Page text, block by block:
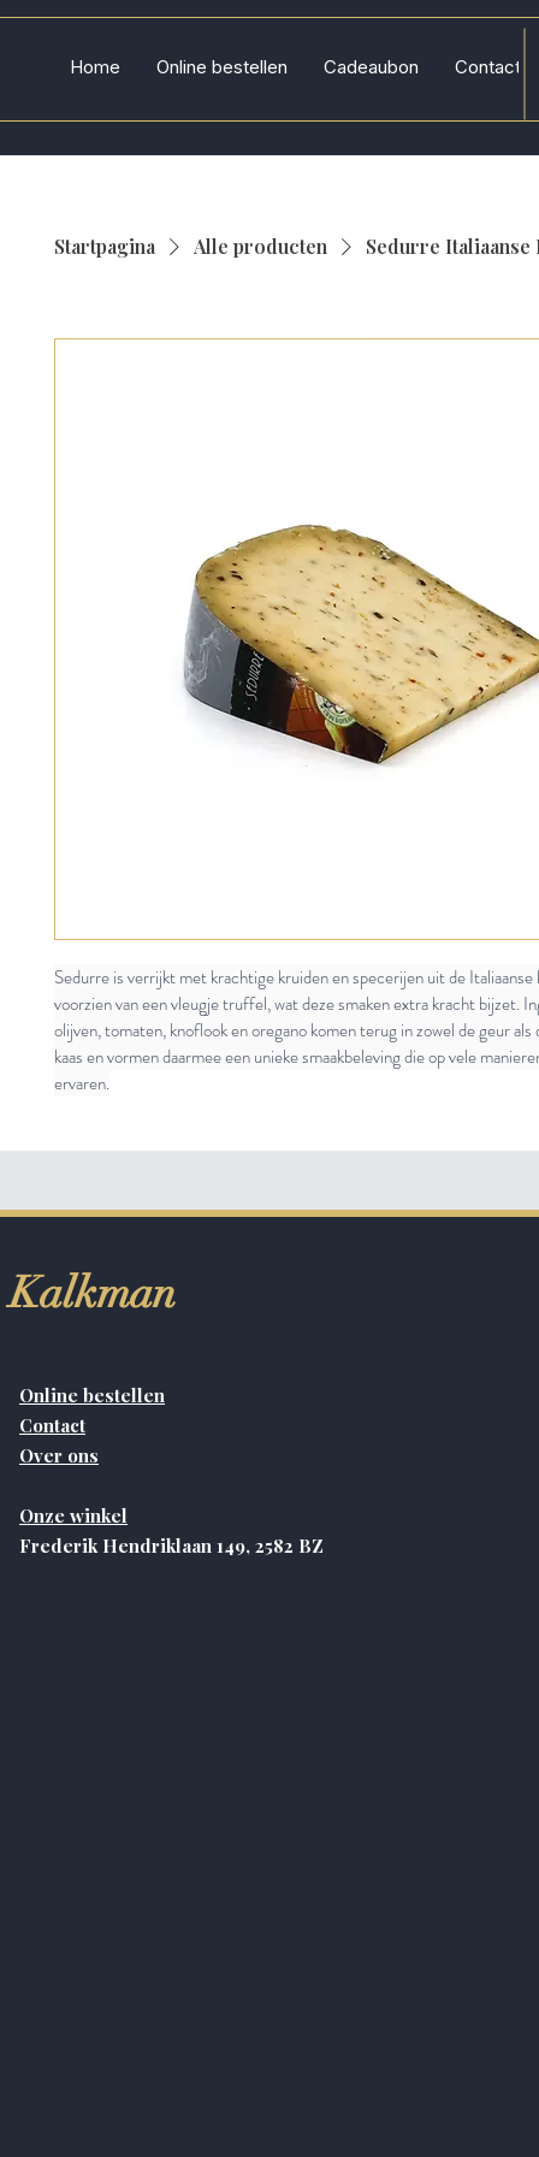
Home Online bestellen Cadeaubon Contact
Startpagina Alle producten Sedurre Italiaanse
Sedurre is verrijkt met krachtige kruiden en specerijen uit de
voorzien van een vleugje truffel, wat deze smaken extra kracht bijzet.
olijven, tomaten, knoflook en oregano komen terug in zowel de geur als
kaas en vormen daarmee een unieke smaakbeleving die op vele
ervaren.
Kalkman
Online bestellen
Contact
Over ons
Onze winkel
Frederik Hendriklaan 149, 2582 BZ